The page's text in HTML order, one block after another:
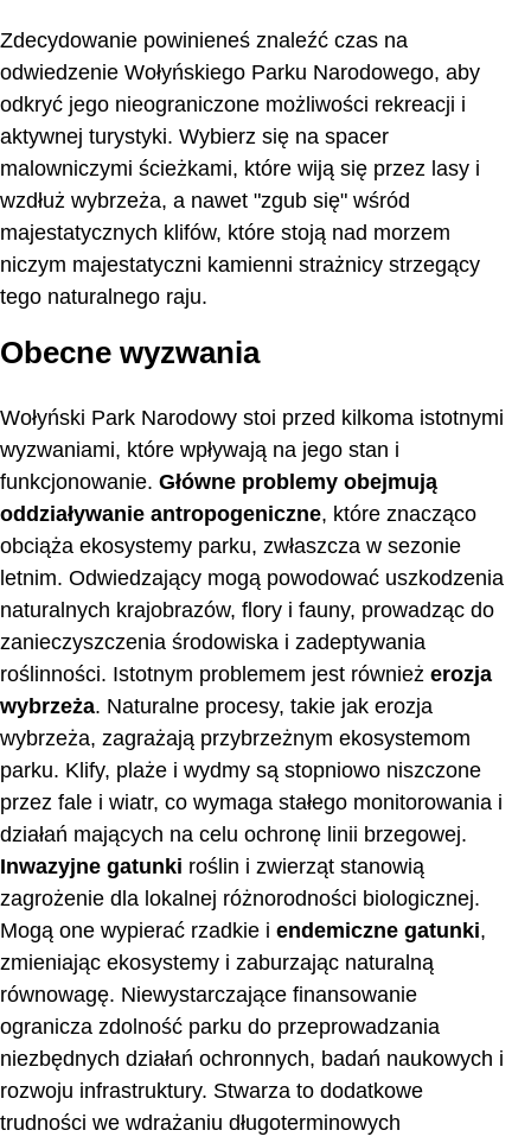
Zdecydowanie powinieneś znaleźć czas na
odwiedzenie Wołyńskiego Parku Narodowego, aby
odkryć jego nieograniczone możliwości rekreacji i
aktywnej turystyki. Wybierz się na spacer
malowniczymi ścieżkami, które wiją się przez lasy i
wzdłuż wybrzeża, a nawet "zgub się" wśród
majestatycznych klifów, które stoją nad morzem
niczym majestatyczni kamienni strażnicy strzegący
tego naturalnego raju.
Obecne wyzwania
Wołyński Park Narodowy stoi przed kilkoma istotnymi
wyzwaniami, które wpływają na jego stan i
funkcjonowanie. Główne problemy obejmują
oddziaływanie antropogeniczne, które znacząco
obciąża ekosystemy parku, zwłaszcza w sezonie
letnim. Odwiedzający mogą powodować uszkodzenia
naturalnych krajobrazów, flory i fauny, prowadząc do
zanieczyszczenia środowiska i zadeptywania
roślinności. Istotnym problemem jest również erozja
wybrzeża. Naturalne procesy, takie jak erozja
wybrzeża, zagrażają przybrzeżnym ekosystemom
parku. Klify, plaże i wydmy są stopniowo niszczone
przez fale i wiatr, co wymaga stałego monitorowania i
działań mających na celu ochronę linii brzegowej.
Inwazyjne gatunki roślin i zwierząt stanowią
zagrożenie dla lokalnej różnorodności biologicznej.
Mogą one wypierać rzadkie i endemiczne gatunki,
zmieniając ekosystemy i zaburzając naturalną
równowagę. Niewystarczające finansowanie
ogranicza zdolność parku do przeprowadzania
niezbędnych działań ochronnych, badań naukowych i
rozwoju infrastruktury. Stwarza to dodatkowe
trudności we wdrażaniu długoterminowych